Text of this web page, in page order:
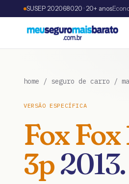
SUSEP 202068020 · 20+ anos
home / seguro de carro /
VERSÃO ESPECÍFICA
FoxFox
3p2013.